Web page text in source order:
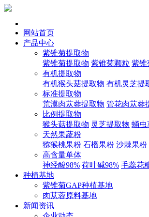
网站首页
产品中心
紫锥菊提取物
紫锥菊提取物 紫锥菊颗粒 紫锥
有机提取物
有机猴头菇提取物 有机灵芝提
标准提取物
荒漠肉苁蓉提取物 管花肉苁蓉
比例提取物
猴头菇提取物 灵芝提取物 蛹虫
天然果蔬粉
猕猴桃果粉 石榴果粉 沙棘果粉
高含量单体
神经酸98% 荷叶碱98% 毛蕊花
种植基地
紫锥菊GAP种植基地
肉苁蓉原料基地
新闻资讯